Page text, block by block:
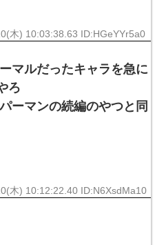
木) 10:03:38.63 ID:HGeYYr5a0
マルだったキャラを急に
ろ
ーマンの続編のやつと同
木) 10:12:22.40 ID:N6XsdMa10